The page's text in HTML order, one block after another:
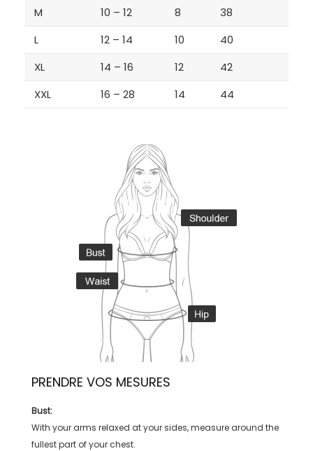
M
10 – 12 8
38
L
12 – 14 10
40
XL
14 – 16 12
42
XXL
16 – 28 14 44
PRENDRE VOS MESURES
Bust:
With your arms relaxed at your sides, measure around the
fullest part of your chest.